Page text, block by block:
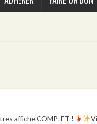
affiche COMPLET !